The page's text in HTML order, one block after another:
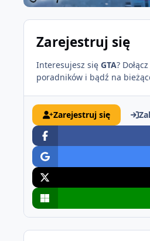
Zarejestruj się
Interesujesz się GTA?
poradników i bądź na
Zarejestruj się